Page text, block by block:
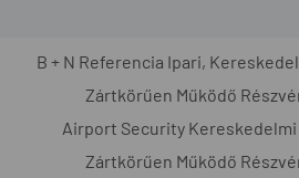
B + N Referencia Ipari,
Zártkörűen Működő
Airport Security
Zártkörűen Működő